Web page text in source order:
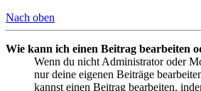
Nach oben
Wie kann ich einen Beitrag bearbeiten
Wenn du nicht Administrator oder
nur deine eigenen Beiträge
kannst einen Beitrag bearbeiten,